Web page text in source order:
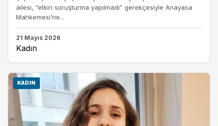
ailesi, “etkin soruşturma yapılmadı” gerekçesiyle Anayasa
Mahkemesi’ne...
21 Mayıs 2026
Kadın
KADIN